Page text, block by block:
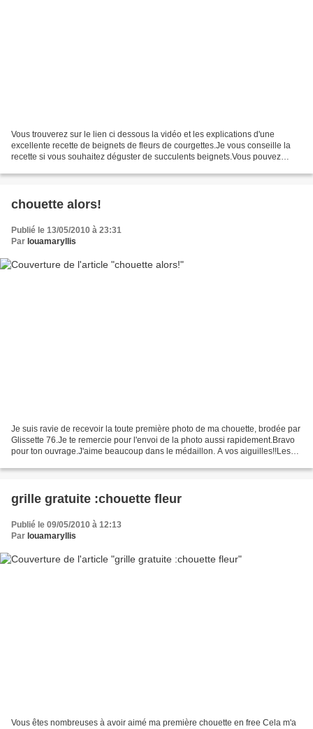
Vous trouverez sur le lien ci dessous la vidéo et les explications d'une
excellente recette de beignets de fleurs de courgettes.Je vous conseille la
recette si vous souhaitez déguster de succulents beignets.Vous pouvez
chouette alors!
Publié le 13/05/2010 à 23:31
Par louamaryllis
Je suis ravie de recevoir la toute première photo de ma chouette, brodée par
Glissette 76.Je te remercie pour l'envoi de la photo aussi rapidement.Bravo
pour ton ouvrage.J'aime beaucoup dans le médaillon. A vos aiguilles!!Les
grille gratuite :chouette fleur
Publié le 09/05/2010 à 12:13
Par louamaryllis
Vous êtes nombreuses à avoir aimé ma première chouette en free Cela m'a